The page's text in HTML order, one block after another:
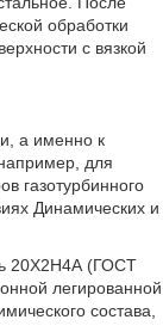
обработки
с вязкой
а именно к
для
газотурбинного
Динамических и
20Х2Н4А (ГОСТ
легированной
состава,